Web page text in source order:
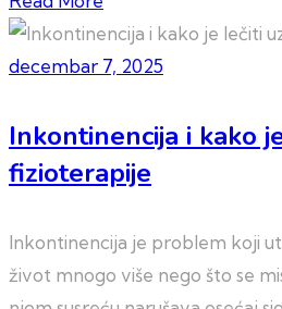
decembar 7, 2025
Inkontinencija i kako
fizioterapije
Inkontinencija je problem koji
život mnogo više nego što se